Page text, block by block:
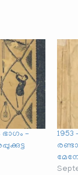
ഭാഗം –
1953